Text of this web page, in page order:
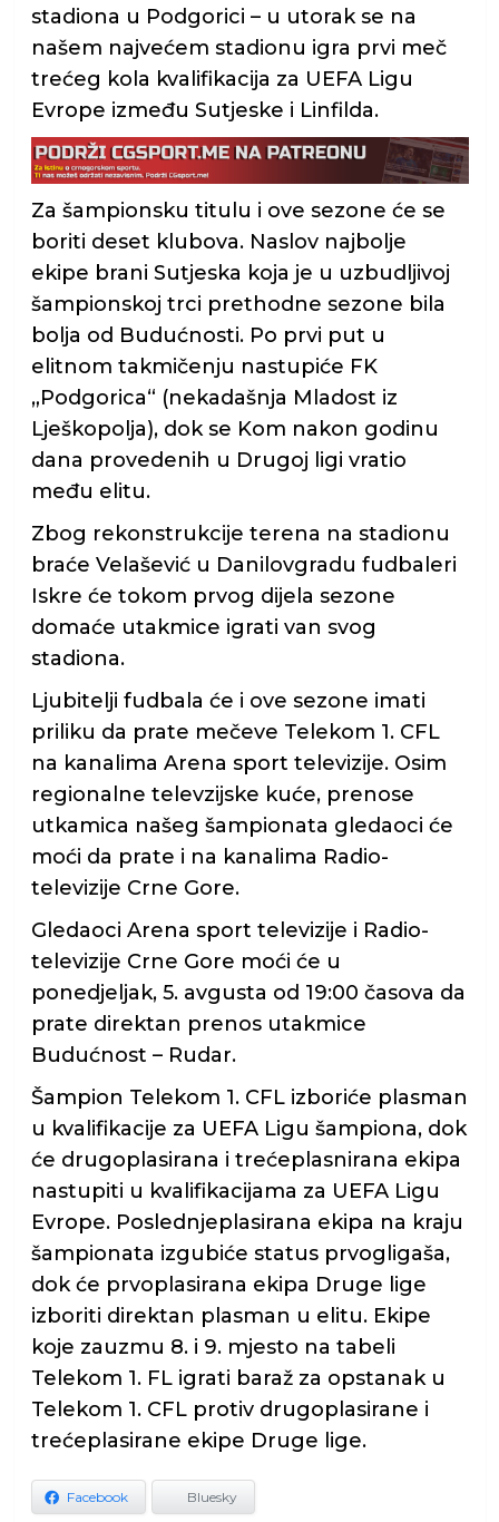
stadiona u Podgorici – u utorak se na
našem najvećem stadionu igra prvi meč
trećeg kola kvalifikacija za UEFA Ligu
Evrope između Sutjeske i Linfilda.
Za šampionsku titulu i ove sezone će se
boriti deset klubova. Naslov najbolje
ekipe brani Sutjeska koja je u uzbudljivoj
šampionskoj trci prethodne sezone bila
bolja od Budućnosti. Po prvi put u
elitnom takmičenju nastupiće FK
„Podgorica“ (nekadašnja Mladost iz
Lješkopolja), dok se Kom nakon godinu
dana provedenih u Drugoj ligi vratio
među elitu.
Zbog rekonstrukcije terena na stadionu
braće Velašević u Danilovgradu fudbaleri
Iskre će tokom prvog dijela sezone
domaće utakmice igrati van svog
stadiona.
Ljubitelji fudbala će i ove sezone imati
priliku da prate mečeve Telekom 1. CFL
na kanalima Arena sport televizije. Osim
regionalne televzijske kuće, prenose
utkamica našeg šampionata gledaoci će
moći da prate i na kanalima Radio-
televizije Crne Gore.
Gledaoci Arena sport televizije i Radio-
televizije Crne Gore moći će u
ponedjeljak, 5. avgusta od 19:00 časova da
prate direktan prenos utakmice
Budućnost – Rudar.
Šampion Telekom 1. CFL izboriće plasman
u kvalifikacije za UEFA Ligu šampiona, dok
će drugoplasirana i trećeplasnirana ekipa
nastupiti u kvalifikacijama za UEFA Ligu
Evrope. Poslednjeplasirana ekipa na kraju
šampionata izgubiće status prvogligaša,
dok će prvoplasirana ekipa Druge lige
izboriti direktan plasman u elitu. Ekipe
koje zauzmu 8. i 9. mjesto na tabeli
Telekom 1. FL igrati baraž za opstanak u
Telekom 1. CFL protiv drugoplasirane i
trećeplasirane ekipe Druge lige.
Facebook Bluesky